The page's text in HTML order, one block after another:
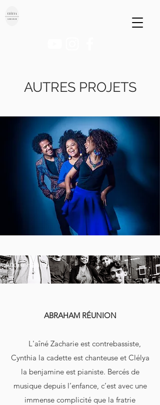
AUTRES PROJETS
André Henrot
ABRAHAM RÉUNION
L'aîné Zacharie est contrebassiste,
Cynthia la cadette est chanteuse et Clélya
la benjamine est pianiste. Bercés de
musique depuis l’enfance, c’est avec une
immense complicité que la fratrie